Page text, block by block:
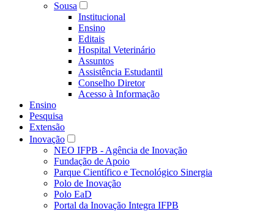
Sousa
Institucional
Ensino
Editais
Hospital Veterinário
Assuntos
Assistência Estudantil
Conselho Diretor
Acesso à Informação
Ensino
Pesquisa
Extensão
Inovação
NEO IFPB - Agência de Inovação
Fundação de Apoio
Parque Científico e Tecnológico Sinergia
Polo de Inovação
Polo EaD
Portal da Inovação Integra IFPB